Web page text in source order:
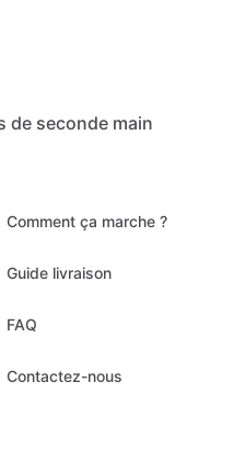
de seconde main
Comment ça marche ?
Guide livraison
FAQ
Contactez-nous